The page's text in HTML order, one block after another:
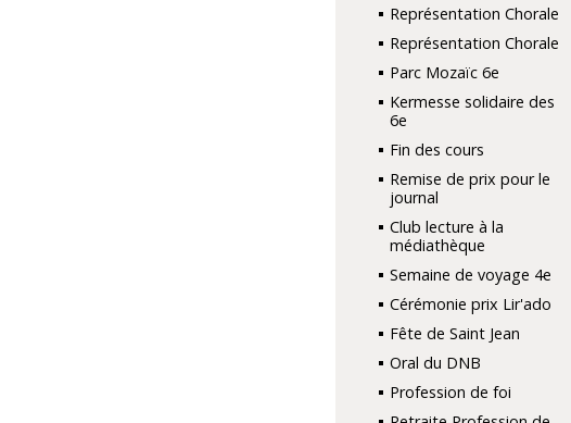
Représentation Chorale
Représentation Chorale
Parc Mozaïc 6e
Kermesse solidaire des
6e
Fin des cours
Remise de prix pour le
journal
Club lecture à la
médiathèque
Semaine de voyage 4e
Cérémonie prix Lir'ado
Fête de Saint Jean
Oral du DNB
Profession de foi